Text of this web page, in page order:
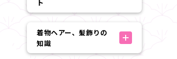
ト
着物ヘアー、髪飾りの
知識